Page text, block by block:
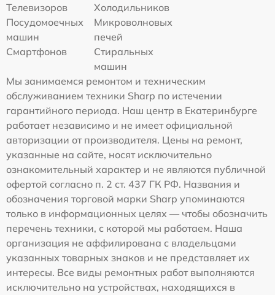
Телевизоров
Холодильников
Посудомоечных
машин
Микроволновых
печей
Смартфонов
Стиральных
машин
Мы занимаемся ремонтом и техническим
обслуживанием техники Sharp по истечении
гарантийного периода. Наш центр в Екатеринбурге
работает независимо и не имеет официальной
авторизации от производителя. Цены на ремонт,
указанные на сайте, носят исключительно
ознакомительный характер и не являются публичной
офертой согласно п. 2 ст. 437 ГК РФ. Названия и
обозначения торговой марки Sharp упоминаются
только в информационных целях — чтобы обозначить
перечень техники, с которой мы работаем. Наша
организация не аффилирована с владельцами
указанных товарных знаков и не представляет их
интересы. Все виды ремонтных работ выполняются
исключительно на устройствах, находящихся в